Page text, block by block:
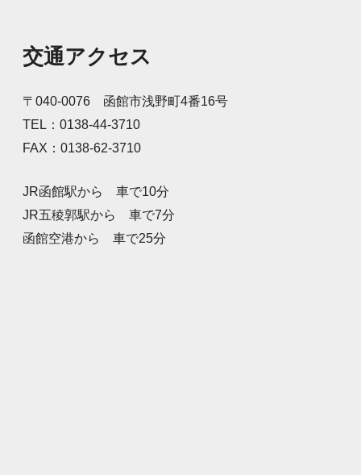
交通アクセス
〒040-0076 函館市浅野町4番16号
TEL：0138-44-3710
FAX：0138-62-3710
JR函館駅から 車で10分
JR五稜郭駅から 車で7分
函館空港から 車で25分